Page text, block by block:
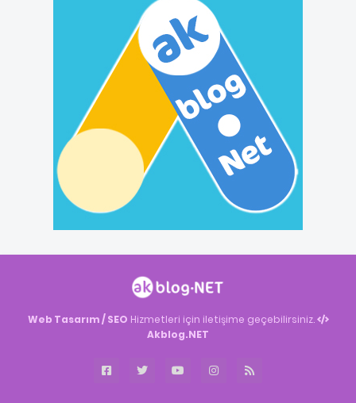
Web Tasarım / SEO Hizmetleri için iletişime geçebilirsiniz.
Akblog.NET